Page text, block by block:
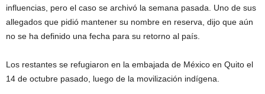
influencias, pero el caso se archivó la semana pasada. Uno de sus
allegados que pidió mantener su nombre en reserva, dijo que aún
no se ha definido una fecha para su retorno al país.
Los restantes se refugiaron en la embajada de México en Quito el
14 de octubre pasado, luego de la movilización indígena.